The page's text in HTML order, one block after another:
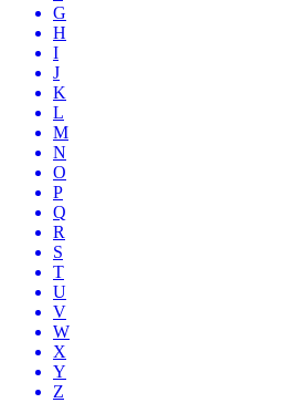
G
H
I
J
K
L
M
N
O
P
Q
R
S
T
U
V
W
X
Y
Z